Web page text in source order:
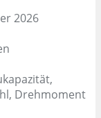
2026
Drehmoment